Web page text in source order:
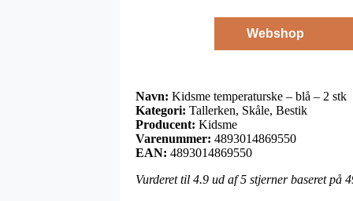
Webshop
Navn: Kidsme temperaturske – blå – 2 stk
Kategori: Tallerken, Skåle, Bestik
Producent: Kidsme
Varenummer: 4893014869550
EAN: 4893014869550
Vurderet til 4.9 ud af 5 stjerner baseret på